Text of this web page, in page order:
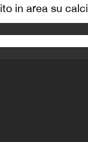
in area su